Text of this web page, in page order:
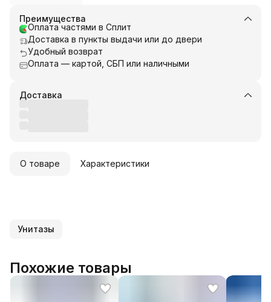
Преимущества
Оплата частями в Сплит
Доставка в пункты выдачи или до двери
Удобный возврат
Оплата — картой, СБП или наличными
Доставка
О товаре Характеристики
Унитазы
Похожие товары